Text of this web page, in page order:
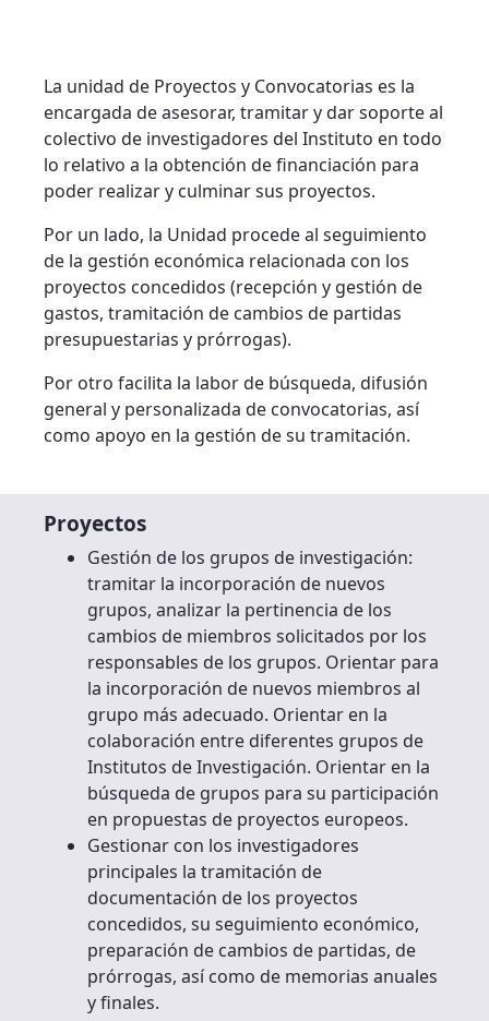
La unidad de Proyectos y Convocatorias es la
encargada de asesorar, tramitar y dar soporte al
colectivo de investigadores del Instituto en todo
lo relativo a la obtención de financiación para
poder realizar y culminar sus proyectos.
Por un lado, la Unidad procede al seguimiento
de la gestión económica relacionada con los
proyectos concedidos (recepción y gestión de
gastos, tramitación de cambios de partidas
presupuestarias y prórrogas).
Por otro facilita la labor de búsqueda, difusión
general y personalizada de convocatorias, así
como apoyo en la gestión de su tramitación.
Proyectos
Gestión de los grupos de investigación:
tramitar la incorporación de nuevos
grupos, analizar la pertinencia de los
cambios de miembros solicitados por los
responsables de los grupos. Orientar para
la incorporación de nuevos miembros al
grupo más adecuado. Orientar en la
colaboración entre diferentes grupos de
Institutos de Investigación. Orientar en la
búsqueda de grupos para su participación
en propuestas de proyectos europeos.
Gestionar con los investigadores
principales la tramitación de
documentación de los proyectos
concedidos, su seguimiento económico,
preparación de cambios de partidas, de
prórrogas, así como de memorias anuales
y finales.